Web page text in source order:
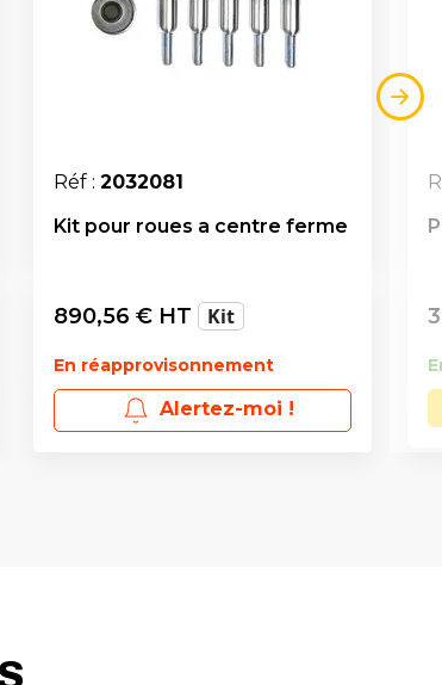
Réf : 2032081
Kit pour roues a centre ferme
890,56 € HT Kit
En réapprovisonnement
Alertez-moi !